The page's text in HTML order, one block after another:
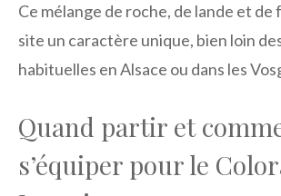
Ce mélange de roche, de lande et
site un caractère unique, bien loin
habituelles en Alsace ou dans les
Quand partir et
s’équiper pour le